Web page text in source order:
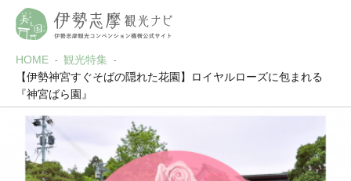
HOME
観光特集
【伊勢神宮すぐそばの隠れた花園】ロイヤルローズに包まれる
『神宮ばら園』